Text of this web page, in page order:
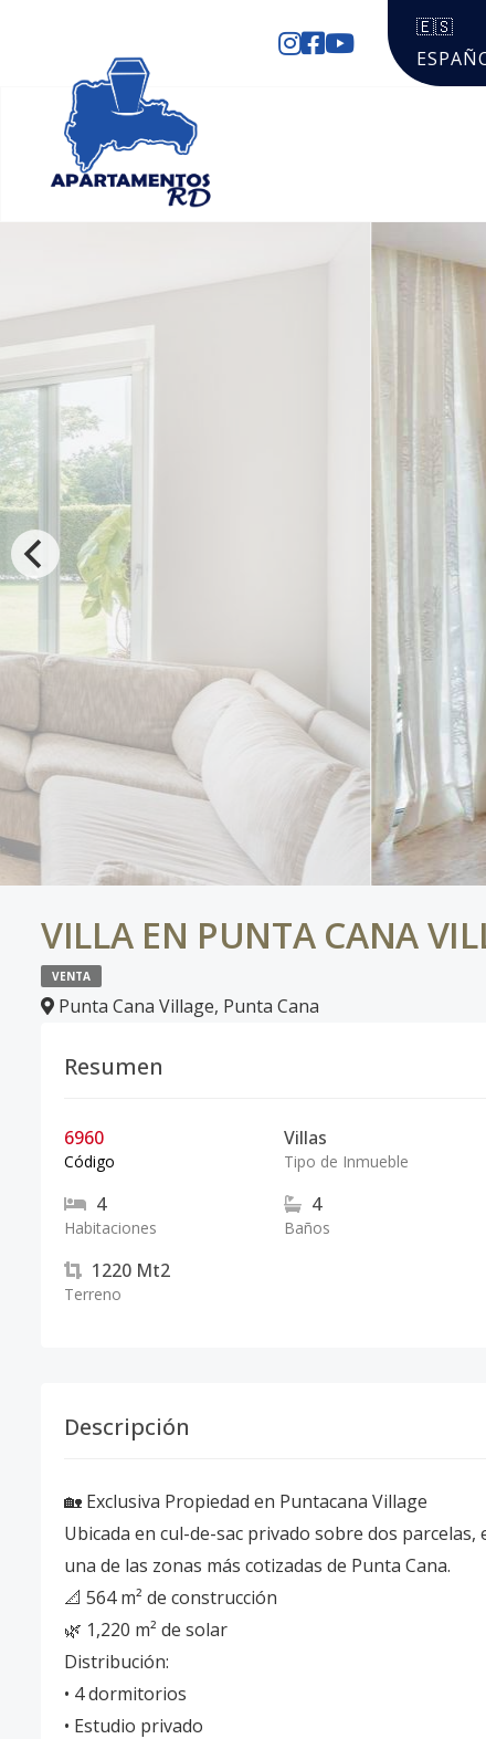
🇪🇸
VILLA EN PUNTA CANA
VENTA
Punta Cana Village, Punta Cana
Resumen
6960
Código
Villas
Tipo de Inmueble
4
Habitaciones
4
Baños
1220 Mt2
Terreno
Descripción
🏡 Exclusiva Propiedad en Puntacana Village
Ubicada en cul-de-sac privado sobre dos
una de las zonas más cotizadas de Punta Cana.
📐 564 m² de construcción
🌿 1,220 m² de solar
Distribución:
• 4 dormitorios
• Estudio privado